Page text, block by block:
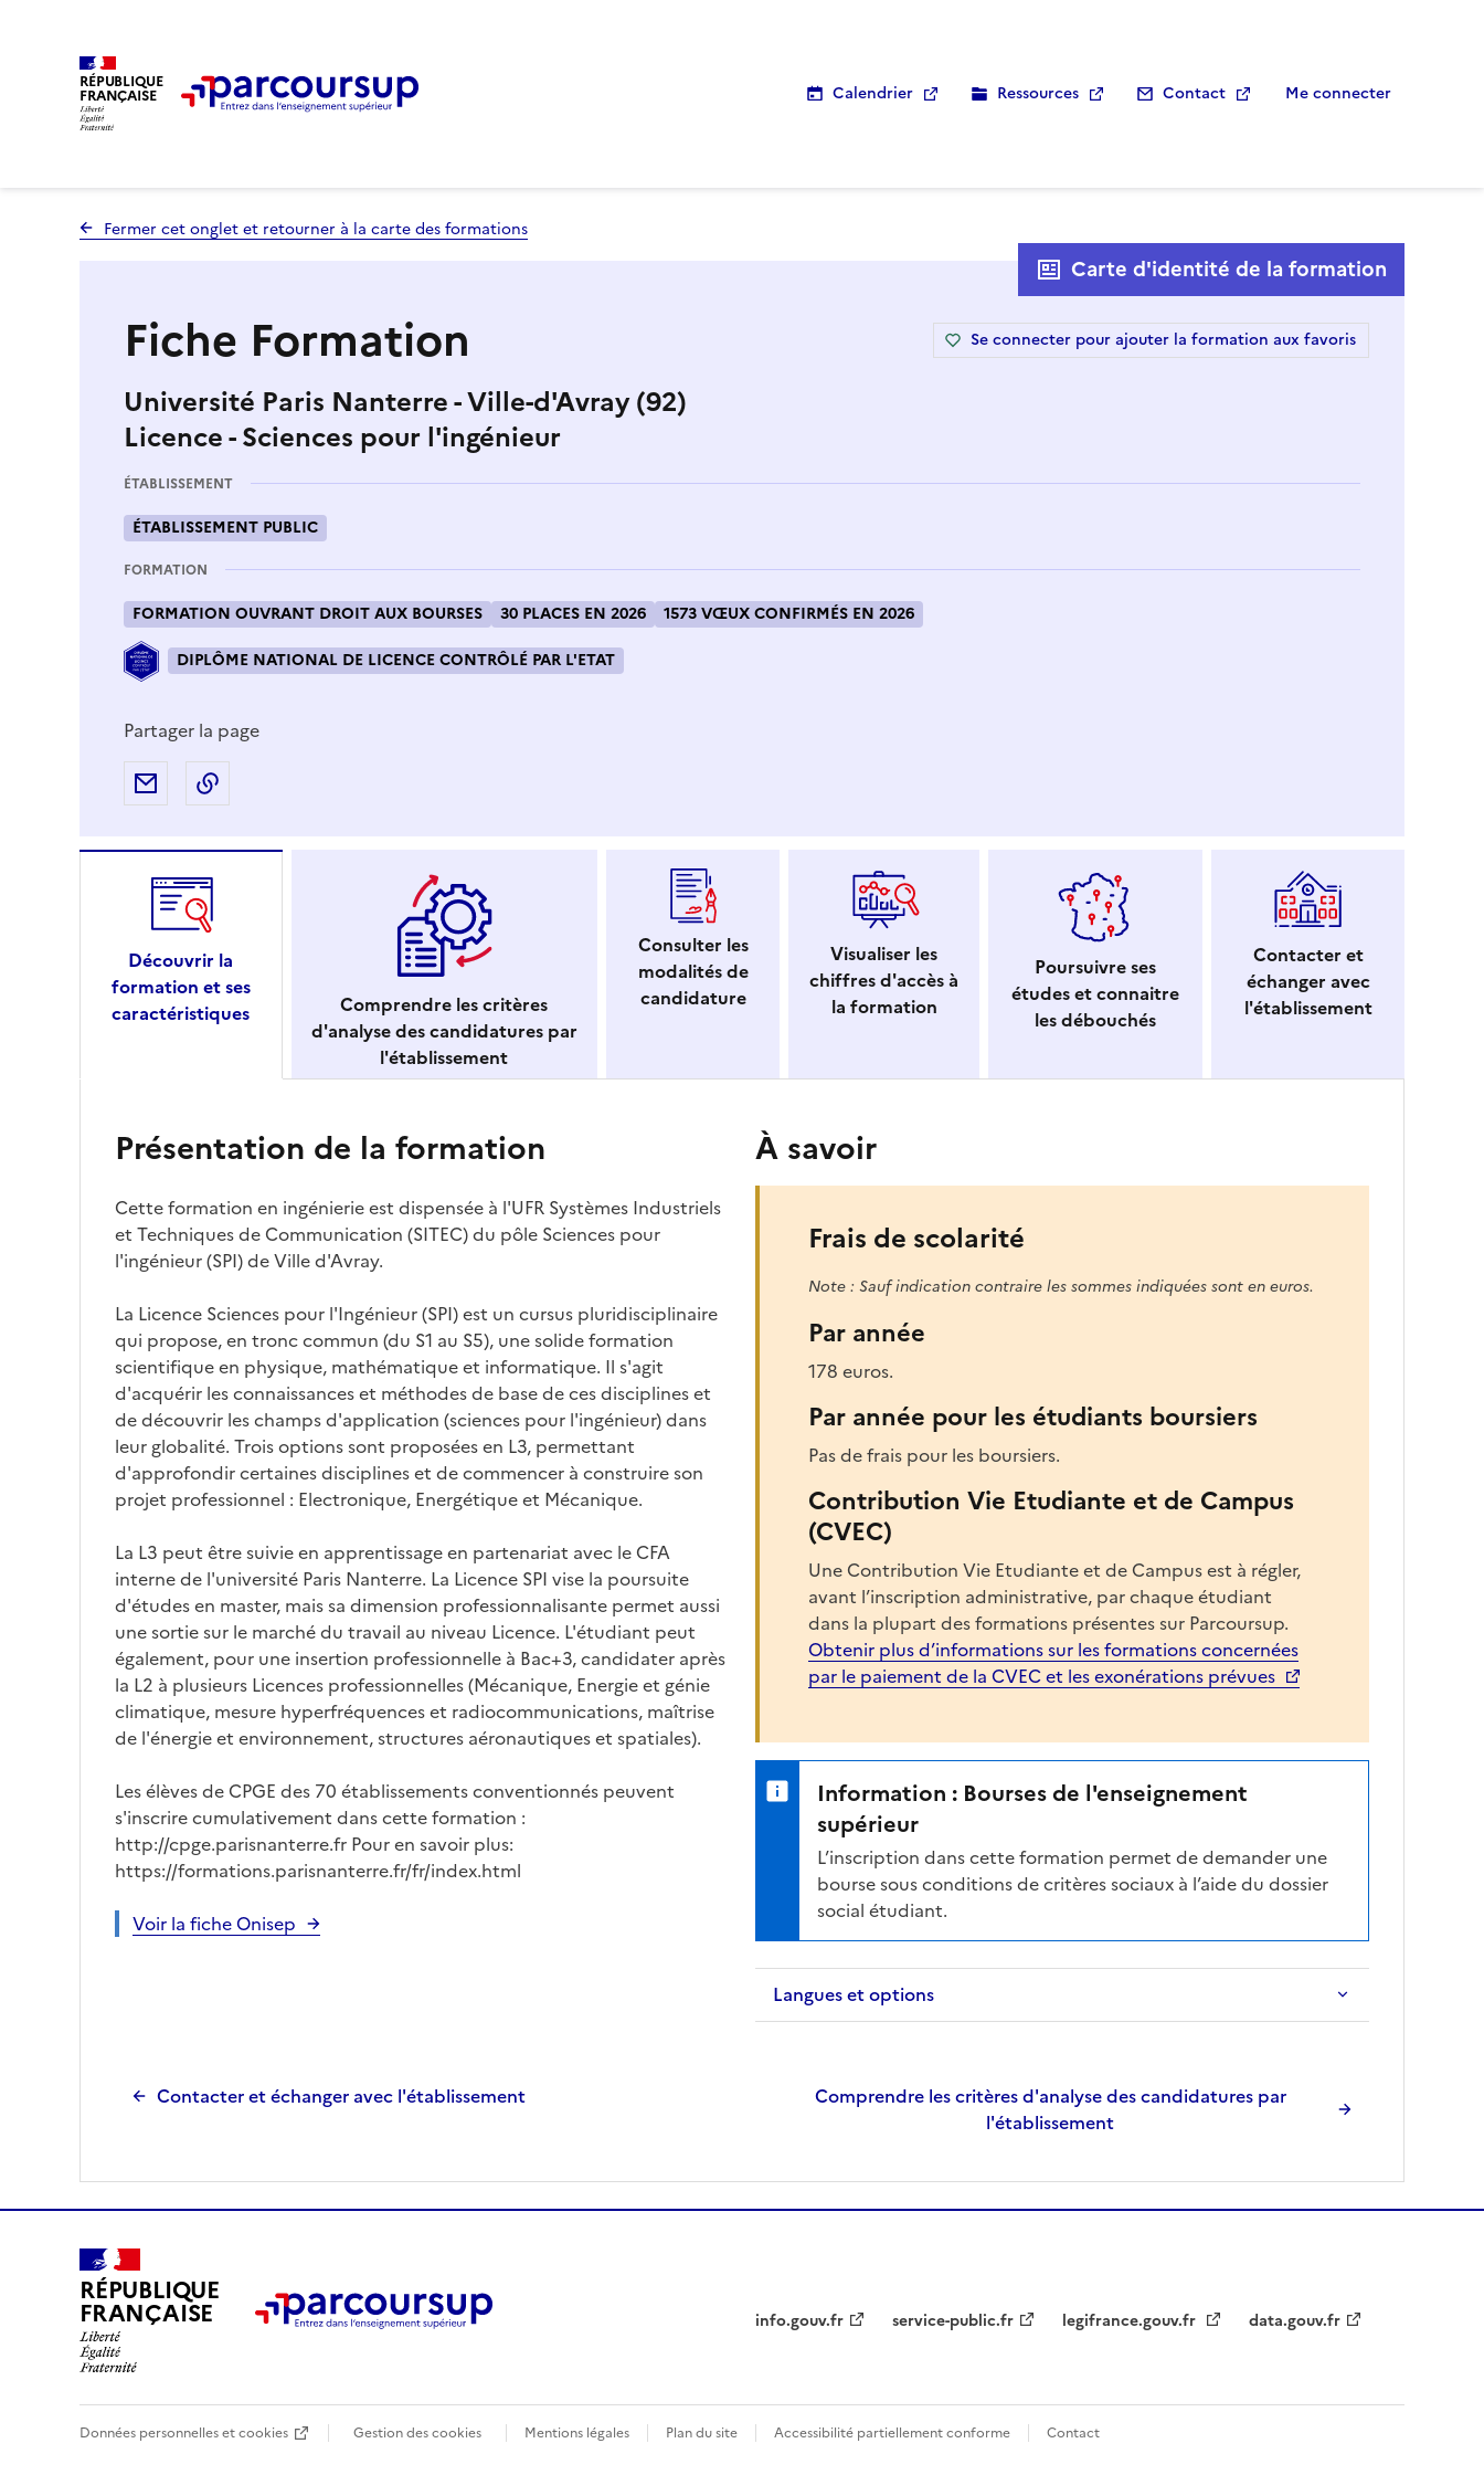
RÉPUBLIQUE
FRANÇAISE Calendrier Ressources Contact Me connecter
Fermer cet onglet et retourner à la carte des formations
Fiche Formation
Université Paris Nanterre - Ville-d'Avray (92)
Licence - Sciences pour l'ingénieur
Carte d'identité de la formation
Se connecter pour ajouter la formation aux favoris
ÉTABLISSEMENT
ÉTABLISSEMENT PUBLIC
FORMATION
FORMATION OUVRANT DROIT AUX BOURSES 30 PLACES EN 2026 1573 VŒUX CONFIRMÉS EN 2026
DIPLÔME NATIONAL DE LICENCE CONTRÔLÉ PAR L'ETAT
Partager la page
Partager par e-mail
Découvrir la
formation et ses
caractéristiques
Comprendre les critères
d'analyse des candidatures par
l'établissement
Consulter les
modalités de
candidature
Visualiser les
chiffres d'accès à
la formation
Poursuivre ses
études et connaitre
les débouchés
Contacter et
échanger avec
l'établissement
Présentation de la formation
Cette formation en ingénierie est dispensée à l'UFR Systèmes Industriels
et Techniques de Communication (SITEC) du pôle Sciences pour
l'ingénieur (SPI) de Ville d'Avray.
La Licence Sciences pour l'Ingénieur (SPI) est un cursus pluridisciplinaire
qui propose, en tronc commun (du S1 au S5), une solide formation
scientifique en physique, mathématique et informatique. Il s'agit
d'acquérir les connaissances et méthodes de base de ces disciplines et
de découvrir les champs d'application (sciences pour l'ingénieur) dans
leur globalité. Trois options sont proposées en L3, permettant
d'approfondir certaines disciplines et de commencer à construire son
projet professionnel : Electronique, Energétique et Mécanique.
La L3 peut être suivie en apprentissage en partenariat avec le CFA
interne de l'université Paris Nanterre. La Licence SPI vise la poursuite
d'études en master, mais sa dimension professionnalisante permet aussi
une sortie sur le marché du travail au niveau Licence. L'étudiant peut
également, pour une insertion professionnelle à Bac+3, candidater après
la L2 à plusieurs Licences professionnelles (Mécanique, Energie et génie
climatique, mesure hyperfréquences et radiocommunications, maîtrise
de l'énergie et environnement, structures aéronautiques et spatiales).
Les élèves de CPGE des 70 établissements conventionnés peuvent
s'inscrire cumulativement dans cette formation :
http://cpge.parisnanterre.fr Pour en savoir plus:
https://formations.parisnanterre.fr/fr/index.html
Voir la fiche Onisep
À savoir
Frais de scolarité
Note : Sauf indication contraire les sommes indiquées sont en euros.
Par année
178 euros.
Par année pour les étudiants boursiers
Pas de frais pour les boursiers.
Contribution Vie Etudiante et de Campus
(CVEC)
Une Contribution Vie Etudiante et de Campus est à régler,
avant l’inscription administrative, par chaque étudiant
dans la plupart des formations présentes sur Parcoursup.
Obtenir plus d’informations sur les formations concernées
par le paiement de la CVEC et les exonérations prévues
Information : Bourses de l'enseignement
supérieur
L’inscription dans cette formation permet de demander une
bourse sous conditions de critères sociaux à l’aide du dossier
social étudiant.
Langues et options
Contacter et échanger avec l'établissement
Comprendre les critères d'analyse des candidatures par
l'établissement
RÉPUBLIQUE
FRANÇAISE info.gouv.fr service-public.fr legifrance.gouv.fr data.gouv.fr
Données personnelles et cookies Gestion des cookies Mentions légales Plan du site Accessibilité partiellement conforme Contact